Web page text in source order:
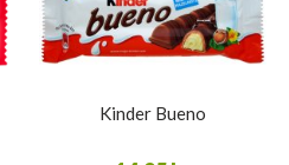
Kinder Bueno